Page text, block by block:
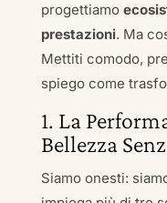
progettiamo
prestazioni. Ma
Mettiti comodo,
spiego come
1. La
Bellezza
Siamo onesti: